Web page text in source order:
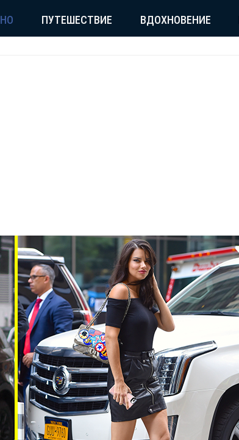
ПУТЕШЕСТВИЕ ВДОХНОВЕНИЕ